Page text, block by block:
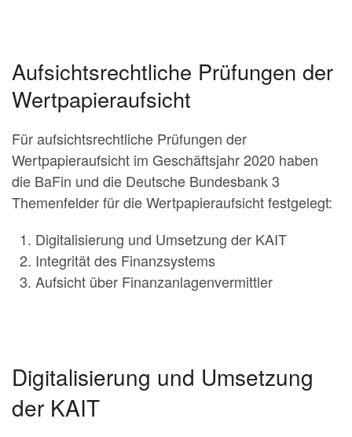
Aufsichtsrechtliche Prüfungen der
Wertpapieraufsicht
Für aufsichtsrechtliche Prüfungen der
Wertpapieraufsicht im Geschäftsjahr 2020 haben
die BaFin und die Deutsche Bundesbank 3
Themenfelder für die Wertpapieraufsicht festgelegt:
Digitalisierung und Umsetzung der KAIT
Integrität des Finanzsystems
Aufsicht über Finanzanlagenvermittler
Digitalisierung und Umsetzung
der KAIT